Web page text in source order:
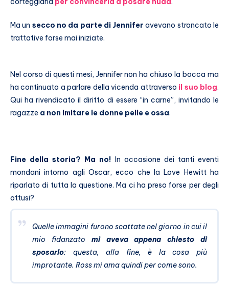
Ma un secco no da parte di Jenniferavevano stroncato le
trattative forse mai iniziate.
Nel corso di questi mesi, Jennifer non ha chiuso la bocca ma
ha continuato a parlare della vicenda attraverso il suo blog.
Qui ha rivendicato il diritto di essere “in carne”, invitando le
ragazze a non imitare le donne pelle e ossa.
Fine della storia? Ma no! In occasione dei tanti eventi
mondani intorno agli Oscar, ecco che la Love Hewitt ha
riparlato di tutta la questione. Ma ci ha preso forse per degli
ottusi?
Quelle immagini furono scattate nel giorno in cui il
mio fidanzato mi aveva appena chiesto di
sposarlo: questa, alla fine, è la cosa più
improtante. Ross mi ama quindi per come sono.